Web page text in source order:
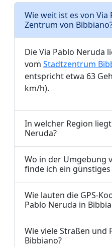
Wie weit ist es von
Zentrum von
Die Via Pablo Neruda
vom Stadtzentrum
entspricht etwa 63
km/h).
In welcher Region
Neruda?
Wo in der Umgebung
finde ich ein günstiges
Wie lauten die GPS-
Pablo Neruda in
Wie viele Straßen und
Bibbiano?